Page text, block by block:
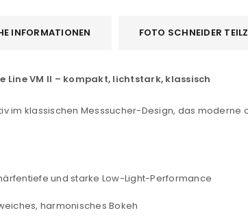
REGISTRIEREN
INFORMATIONEN FOTO SCHNEIDER
Line VM II – kompakt, lichtstark, klassisch
im klassischen Messsucher-Design, das moderne
und starke Low-Light-Performance
harmonisches Bokeh